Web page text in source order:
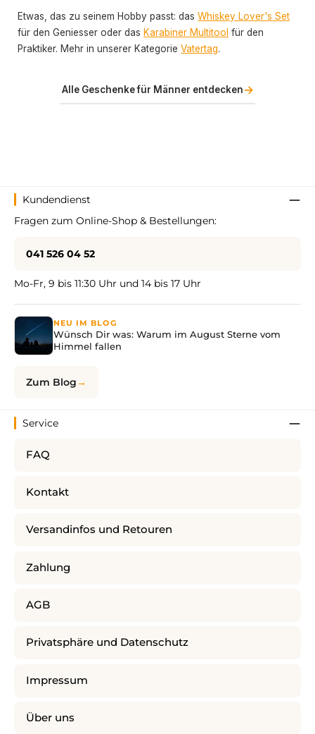
Etwas, das zu seinem Hobby passt: dasWhiskey Lover's Set
für den Geniesser oder das Karabiner Multitool für den
Praktiker. Mehr in unserer KategorieVatertag.
Alle Geschenke für Männer entdecken→
Kundendienst
Fragen zum Online-Shop & Bestellungen:
041 526 04 52
Mo-Fr, 9 bis 11:30 Uhr und 14 bis 17 Uhr
NEU IM BLOG
Wünsch Dir was: Warum im August Sterne vom
Himmel fallen
Zum Blog
Service
FAQ
Kontakt
Versandinfos und Retouren
Zahlung
AGB
Privatsphäre und Datenschutz
Impressum
Über uns